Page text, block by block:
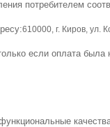
потребителем
610000, г. Киров, ул.
если оплата была